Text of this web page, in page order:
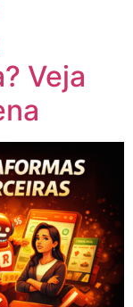
Veja